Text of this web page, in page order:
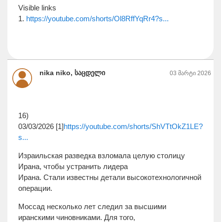
Visible links
1. https://youtube.com/shorts/Ol8RffYqRr4?s...
nika niko, საცდელი 03 მარტი 2026
16)
03/03/2026 [1]https://youtube.com/shorts/ShVTtOkZ1LE?
s...
Израильская разведка взломала целую столицу
Ирана, чтобы устранить лидера
Ирана. Стали известны детали высокотехнологичной
операции.
Моссад несколько лет следил за высшими
иранскими чиновниками. Для того,